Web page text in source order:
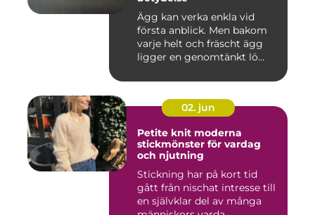
Ägg kan verka enkla vid
första anblick. Men bakom
varje helt och fräscht ägg
ligger en genomtänkt lö...
02. jun
Petite knit moderna
stickmönster för vardag
och njutning
Stickning har på kort tid
gått från nischat intresse till
en självklar del av många